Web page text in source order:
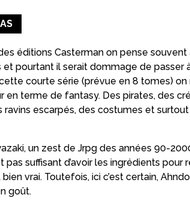
éditions Casterman on pense
et pourtant il serait dommage de passer
courte série (prévue en 8 tomes) on
en terme de fantasy. Des pirates, des
ravins escarpés, des costumes et
un zest de Jrpg des années 90-
pas suffisant d’avoir les ingrédients pour
vrai. Toutefois, ici c’est certain,
goût.